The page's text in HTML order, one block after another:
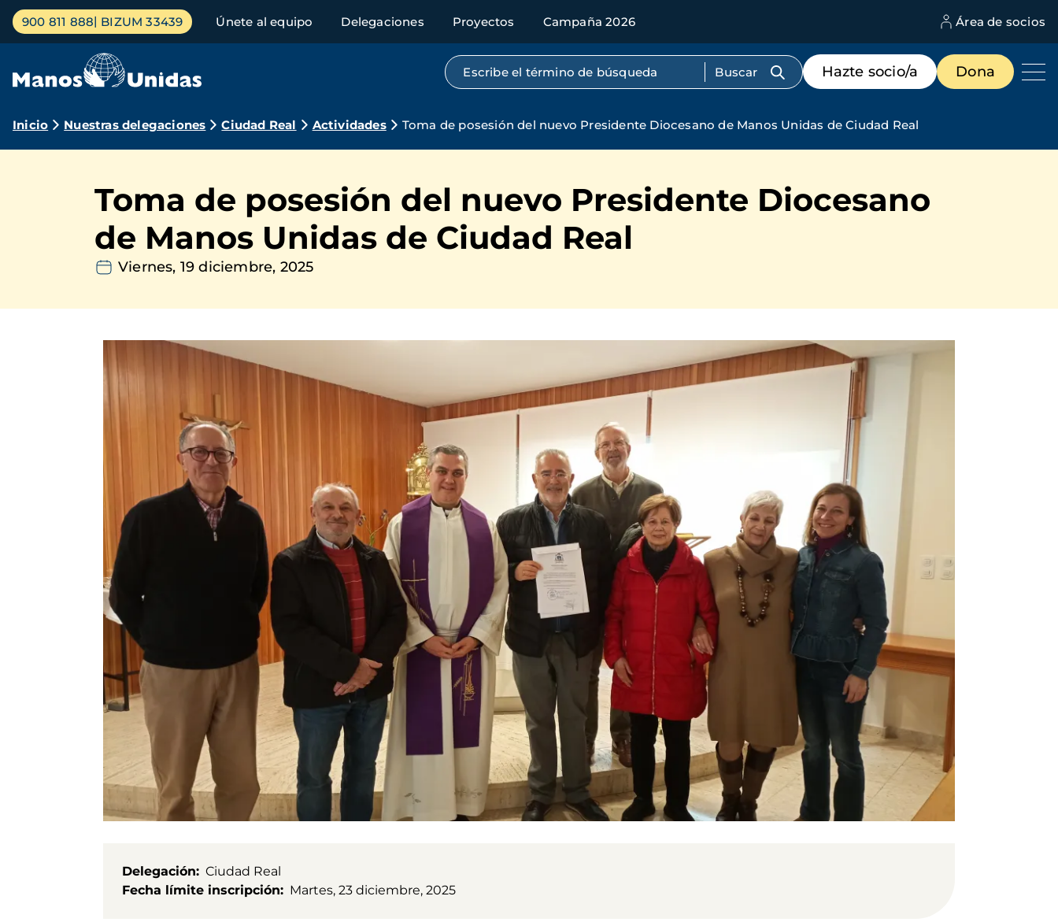
Pasar
contenido
Menú
principal
900 811 888 BIZUM 33439 Únete al equipo Delegaciones Proyectos Campaña 2026 Área de socios
Búsqueda por texto completo
Menú
de
destacados
Hazte socio/a Dona
Ruta
navegación
Inicio Nuestras delegaciones Ciudad Real Actividades Toma de posesión del nuevo Presidente Diocesano de Manos Unidas de Ciudad Real
Toma de posesión del nuevo Presidente Diocesano
de Manos Unidas de Ciudad Real
Viernes, 19 diciembre, 2025
Delegación
Ciudad Real
Fecha límite inscripción
Martes, 23 diciembre, 2025